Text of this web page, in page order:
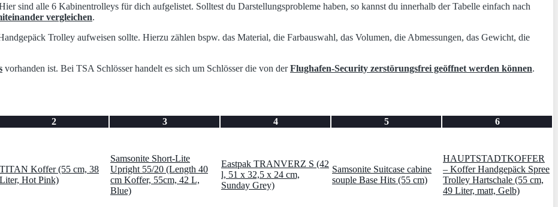
sind alle 6 Kabinentrolleys für dich aufgelistet. Solltest du Darstellungsprobleme haben, so kannst du innerhalb der Tabelle einfach nach
vergleichen.
Trolley aufweisen sollte. Hierzu zählen bspw. das Material, die Farbauswahl, das Volumen, die Abmessungen, das Gewicht, die
vorhanden ist. Bei TSA Schlösser handelt es sich um Schlösser die von derFlughafen-Security zerstörungsfrei geöffnet werden können.
2 3 4 5
6
TITAN Koffer (55 cm, 38
Liter, Hot Pink)
Samsonite Short-Lite
Upright 55/20 (Length 40
cm Koffer, 55cm, 42 L,
Blue)
Eastpak TRANVERZ S (42
l, 51 x 32,5 x 24 cm,
Sunday Grey)
Samsonite Suitcase cabine
souple Base Hits (55 cm)
HAUPTSTADTKOFFER
– Koffer Handgepäck Spree
Trolley Hartschale (55 cm,
49 Liter, matt, Gelb)